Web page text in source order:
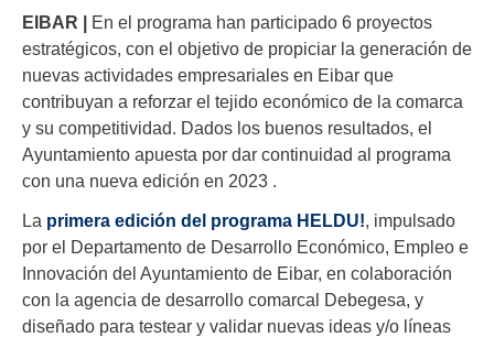
EIBAR | En el programa han participado 6 proyectos
estratégicos, con el objetivo de propiciar la generación de
nuevas actividades empresariales en Eibar que
contribuyan a reforzar el tejido económico de la comarca
y su competitividad. Dados los buenos resultados, el
Ayuntamiento apuesta por dar continuidad al programa
con una nueva edición en 2023 .
La primera edición del programa HELDU!, impulsado
por el Departamento de Desarrollo Económico, Empleo e
Innovación del Ayuntamiento de Eibar, en colaboración
con la agencia de desarrollo comarcal Debegesa, y
diseñado para testear y validar nuevas ideas y/o líneas